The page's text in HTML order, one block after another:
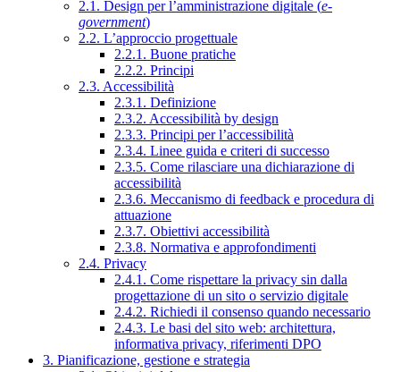
2.1. Design per l’amministrazione digitale (e-
government)
2.2. L’approccio progettuale
2.2.1. Buone pratiche
2.2.2. Principi
2.3. Accessibilità
2.3.1. Definizione
2.3.2. Accessibilità by design
2.3.3. Principi per l’accessibilità
2.3.4. Linee guida e criteri di successo
2.3.5. Come rilasciare una dichiarazione di
accessibilità
2.3.6. Meccanismo di feedback e procedura di
attuazione
2.3.7. Obiettivi accessibilità
2.3.8. Normativa e approfondimenti
2.4. Privacy
2.4.1. Come rispettare la privacy sin dalla
progettazione di un sito o servizio digitale
2.4.2. Richiedi il consenso quando necessario
2.4.3. Le basi del sito web: architettura,
informativa privacy, riferimenti DPO
3. Pianificazione, gestione e strategia